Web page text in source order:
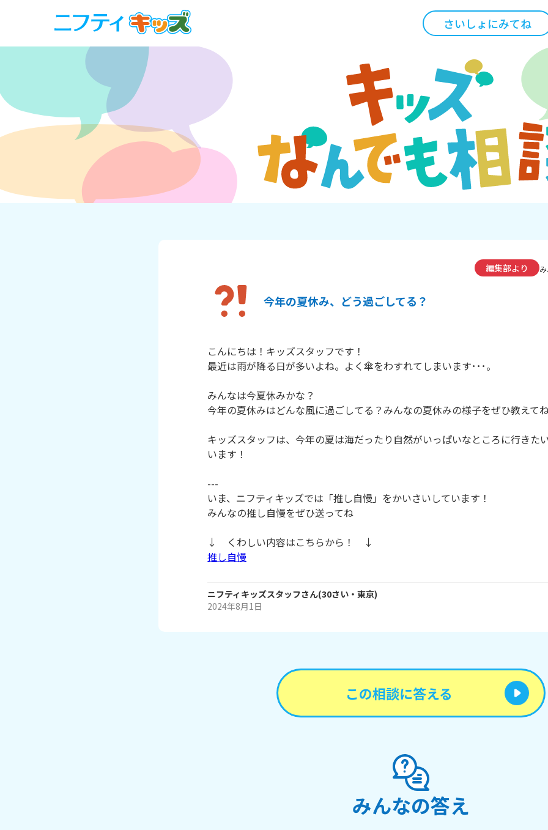
さいしょにみてね
編集部より
今年の夏休み、どう過ごしてる？
こんにちは！キッズスタッフです！
最近は雨が降る日が多いよね。よく傘をわすれてしまいます･･･。
みんなは今夏休みかな？
今年の夏休みはどんな風に過ごしてる？みんなの夏休みの様子をぜひ教えて
キッズスタッフは、今年の夏は海だったり自然がいっぱいなところに行きた
います！
---
いま、ニフティキッズでは「推し自慢」をかいさいしています！
みんなの推し自慢をぜひ送ってね
↓ くわしい内容はこちらから！ ↓
推し自慢
ニフティキッズスタッフさん(30さい・ 東京)
2024年8月1日
この相談に答える
みんなの答え